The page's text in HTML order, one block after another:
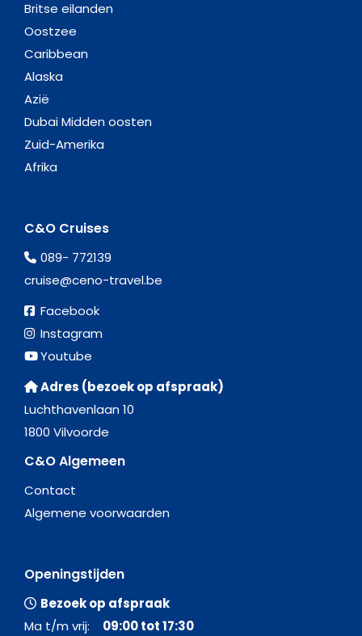
Britse eilanden
Oostzee
Caribbean
Alaska
Azië
Dubai Midden oosten
Zuid-Amerika
Afrika
C&O Cruises
089- 772139
cruise@ceno-travel.be
Facebook
Instagram
Youtube
Adres (bezoek op afspraak)
Luchthavenlaan 10
1800 Vilvoorde
C&O Algemeen
Contact
Algemene voorwaarden
Openingstijden
Bezoek op afspraak
Ma t/m vrij: 09:00 tot 17:30